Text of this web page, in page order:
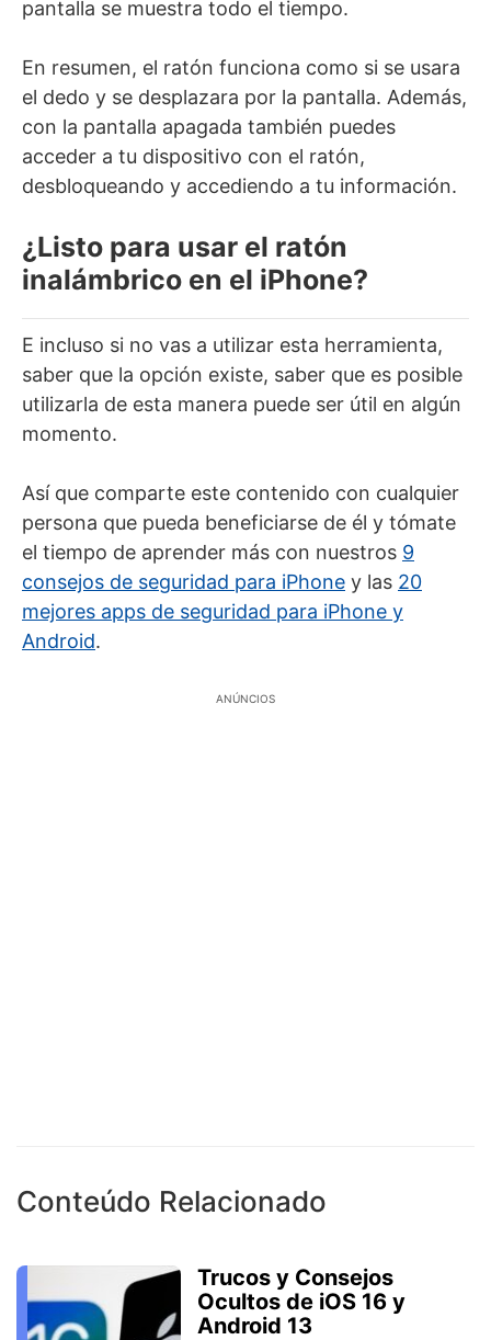
pantalla se muestra todo el tiempo.
En resumen, el ratón funciona como si se usara
el dedo y se desplazara por la pantalla. Además,
con la pantalla apagada también puedes
acceder a tu dispositivo con el ratón,
desbloqueando y accediendo a tu información.
¿Listo para usar el ratón
inalámbrico en el iPhone?
E incluso si no vas a utilizar esta herramienta,
saber que la opción existe, saber que es posible
utilizarla de esta manera puede ser útil en algún
momento.
Así que comparte este contenido con cualquier
persona que pueda beneficiarse de él y tómate
el tiempo de aprender más con nuestros 9
consejos de seguridad para iPhone y las 20
mejores apps de seguridad para iPhone y
Android.
ANÚNCIOS
Conteúdo Relacionado
Trucos y Consejos
Ocultos de iOS 16 y
Android 13